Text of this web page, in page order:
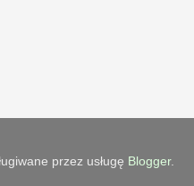
przez usługę Blogger.